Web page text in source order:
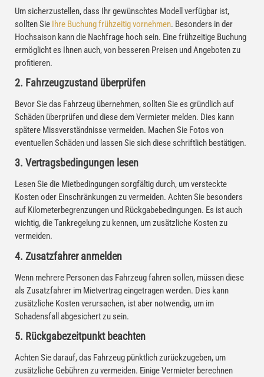
Um sicherzustellen, dass Ihr gewünschtes Modell verfügbar ist,
sollten Sie Ihre Buchung frühzeitig vornehmen. Besonders in der
Hochsaison kann die Nachfrage hoch sein. Eine frühzeitige Buchung
ermöglicht es Ihnen auch, von besseren Preisen und Angeboten zu
profitieren.
2. Fahrzeugzustand überprüfen
Bevor Sie das Fahrzeug übernehmen, sollten Sie es gründlich auf
Schäden überprüfen und diese dem Vermieter melden. Dies kann
spätere Missverständnisse vermeiden. Machen Sie Fotos von
eventuellen Schäden und lassen Sie sich diese schriftlich bestätigen.
3. Vertragsbedingungen lesen
Lesen Sie die Mietbedingungen sorgfältig durch, um versteckte
Kosten oder Einschränkungen zu vermeiden. Achten Sie besonders
auf Kilometerbegrenzungen und Rückgabebedingungen. Es ist auch
wichtig, die Tankregelung zu kennen, um zusätzliche Kosten zu
vermeiden.
4. Zusatzfahrer anmelden
Wenn mehrere Personen das Fahrzeug fahren sollen, müssen diese
als Zusatzfahrer im Mietvertrag eingetragen werden. Dies kann
zusätzliche Kosten verursachen, ist aber notwendig, um im
Schadensfall abgesichert zu sein.
5. Rückgabezeitpunkt beachten
Achten Sie darauf, das Fahrzeug pünktlich zurückzugeben, um
zusätzliche Gebühren zu vermeiden. Einige Vermieter berechnen